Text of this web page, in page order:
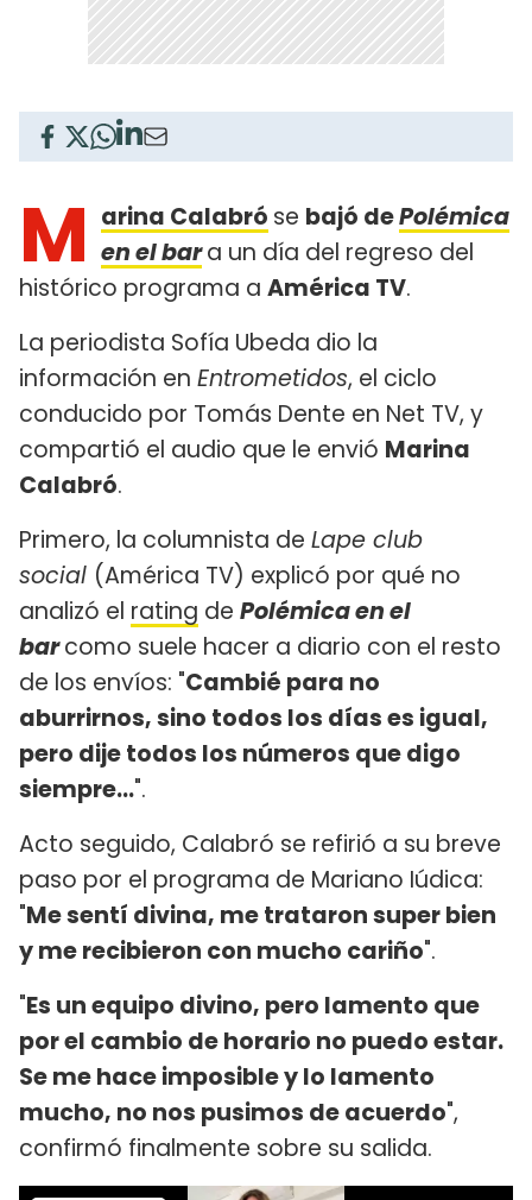
M arina Calabró se bajó dePolémica
en el bara un día del regreso del
histórico programa a América TV.
La periodista Sofía Ubeda dio la
información en Entrometidos, el ciclo
conducido por Tomás Dente en Net TV, y
compartió el audio que le envió Marina
Calabró.
Primero, la columnista de Lape club
social (América TV) explicó por qué no
analizó el rating de Polémica en el
barcomo suele hacer a diario con el resto
de los envíos: "Cambié para no
aburrirnos, sino todos los días es igual,
pero dije todos los números que digo
siempre...".
Acto seguido, Calabró se refirió a su breve
paso por el programa de Mariano Iúdica:
"Me sentí divina, me trataron super bien
y me recibieron con mucho cariño".
"Es un equipo divino, pero lamento que
por el cambio de horario no puedo estar.
Se me hace imposible y lo lamento
mucho, no nos pusimos de acuerdo",
confirmó finalmente sobre su salida.